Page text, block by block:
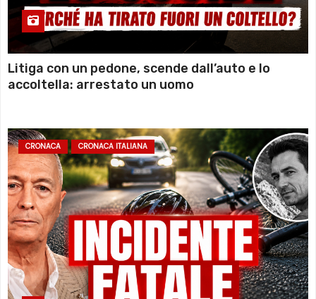
Litiga con un pedone, scende dall’auto e lo
accoltella: arrestato un uomo
CRONACA CRONACA ITALIANA